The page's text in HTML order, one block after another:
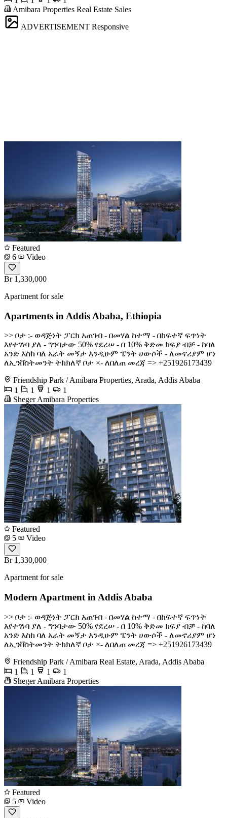
Amibara Properties Real Estate Sales
ADVERTISEMENT Responsive
Featured
6
Video
Br 1,330,000
Apartment for sale
Apartments in Addis Ababa, Ethiopia
>> ቦታ :- ወዳጅነት ፓርክ አጠገብ - በመሃል ከተማ - በከፍተኛ ፍጥነት
እየተገነባ ያለ - ግንባታው 50% የደረሠ - በ 10% ቅድመ ክፍያ ብቻ - ከባለ
አንድ እስከ ባለ አራት መኝታ እንዲሁም ፔንት ሀውሶች - ለመኖሪያም ሆነ
ለኢንቨስትመንት ትክክለኛ ቦታ ×- ለበለጠ መረጃ => +251926173439
Friendship Park / Amibara Properties, Arada, Addis Ababa
1
1 1
1
Sheger Amibara Properties
Featured
5
Video
Br 1,330,000
Apartment for sale
Modern Apartment in Addis Ababa
>> ቦታ :- ወዳጅነት ፓርክ አጠገብ - በመሃል ከተማ - በከፍተኛ ፍጥነት
እየተገነባ ያለ - ግንባታው 50% የደረሠ - በ 10% ቅድመ ክፍያ ብቻ - ከባለ
አንድ እስከ ባለ አራት መኝታ እንዲሁም ፔንት ሀውሶች - ለመኖሪያም ሆነ
ለኢንቨስትመንት ትክክለኛ ቦታ ×- ለበለጠ መረጃ => +251926173439
Friendship Park / Amibara Real Estate, Arada, Addis Ababa
1
1 1
1
Sheger Amibara Properties
Featured
5
Video